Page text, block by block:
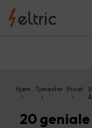
Hjem Tjenester Privat
Å
20